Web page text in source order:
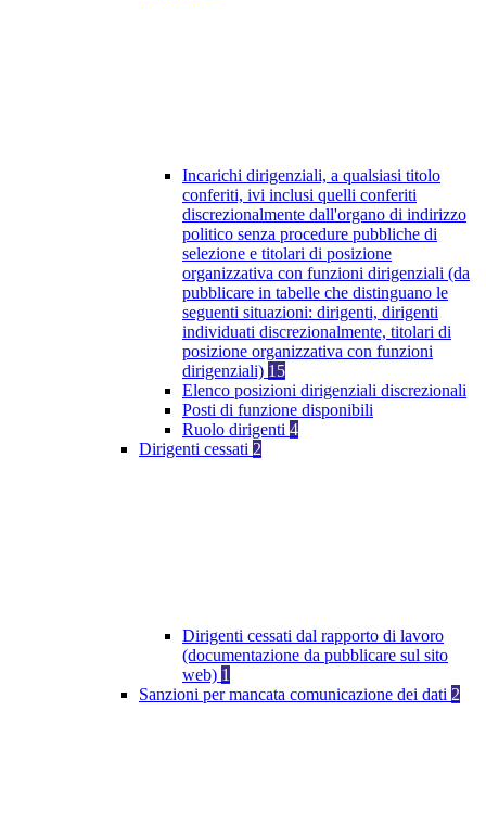
Incarichi dirigenziali, a qualsiasi titolo
conferiti, ivi inclusi quelli conferiti
discrezionalmente dall'organo di indirizzo
politico senza procedure pubbliche di
selezione e titolari di posizione
organizzativa con funzioni dirigenziali (da
pubblicare in tabelle che distinguano le
seguenti situazioni: dirigenti, dirigenti
individuati discrezionalmente, titolari di
posizione organizzativa con funzioni
dirigenziali) 15
Elenco posizioni dirigenziali discrezionali
Posti di funzione disponibili
Ruolo dirigenti 4
Dirigenti cessati 2
Dirigenti cessati dal rapporto di lavoro
(documentazione da pubblicare sul sito
web) 1
Sanzioni per mancata comunicazione dei dati 2